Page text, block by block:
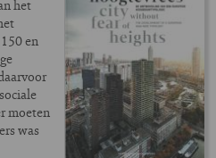
het
en
moeten
was